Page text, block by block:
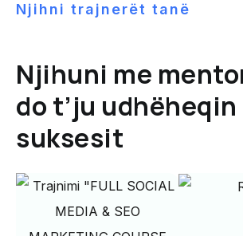
Njihni trajnerët tanë
Njihuni me
do t’ju
suksesit